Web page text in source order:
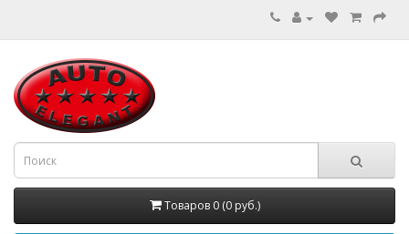
Товаров 0 (0 руб.)